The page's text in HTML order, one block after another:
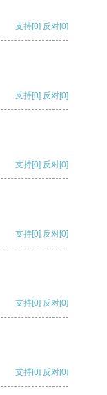
支持[0] 反对[0]
支持[0] 反对[0]
支持[0] 反对[0]
支持[0] 反对[0]
支持[0] 反对[0]
支持[0] 反对[0]